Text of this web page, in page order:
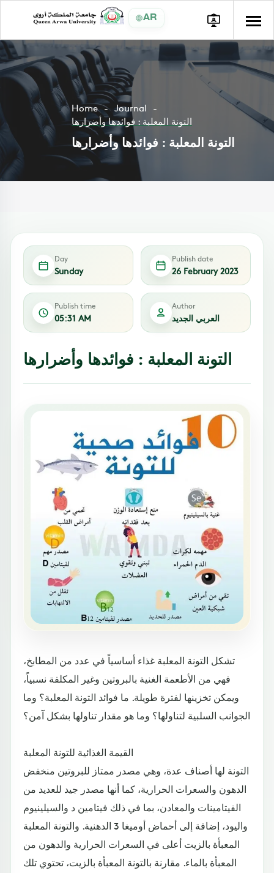
AR
Home
Journal
التونة المعلبة : فوائدها وأضرارها
التونة المعلبة : فوائدها وأضرارها
Day
Sunday
Publish date
26 February 2023
Publish time
05:31 AM
Author
العربي الجديد
التونة المعلبة : فوائدها وأضرارها
تشكل التونة المعلبة غذاء أساسياً في عدد من المطابخ،
فهي من الأطعمة الغنية بالبروتين وغير المكلفة نسبياً،
ويمكن تخزينها لفترة طويلة. ما فوائد التونة المعلبة؟ وما
الجوانب السلبية لتناولها؟ وما هو مقدار تناولها بشكل آمن؟
القيمة الغذائية للتونة المعلبة
التونة لها أصناف عدة، وهي مصدر ممتاز للبروتين منخفض
الدهون والسعرات الحرارية، كما أنها مصدر جيد للعديد من
الفيتامينات والمعادن، بما في ذلك فيتامين د والسيلينيوم
واليود، إضافة إلى أحماض أوميغا 3 الدهنية. والتونة المعلبة
المعبأة بالزيت أعلى في السعرات الحرارية والدهون من
المعبأة بالماء. مقارنة بالتونة المعبأة بالزيت، تحتوي تلك